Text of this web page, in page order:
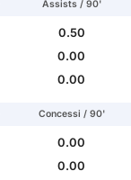
Assists / 90'
0.50
0.00
0.00
Concessi / 90'
0.00
0.00